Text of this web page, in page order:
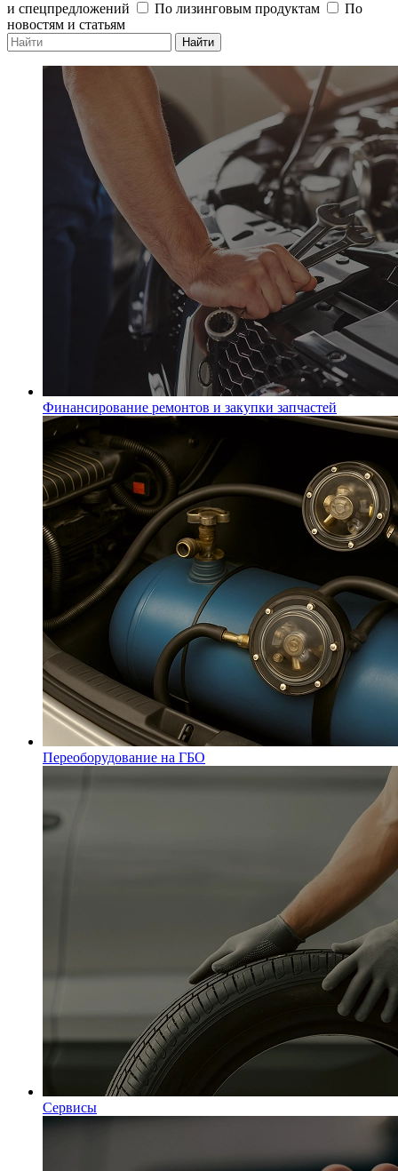
и спецпредложений
По лизинговым продуктам
По
новостям и статьям
Найти
Финансирование ремонтов и закупки запчастей
Переоборудование на ГБО
Сервисы